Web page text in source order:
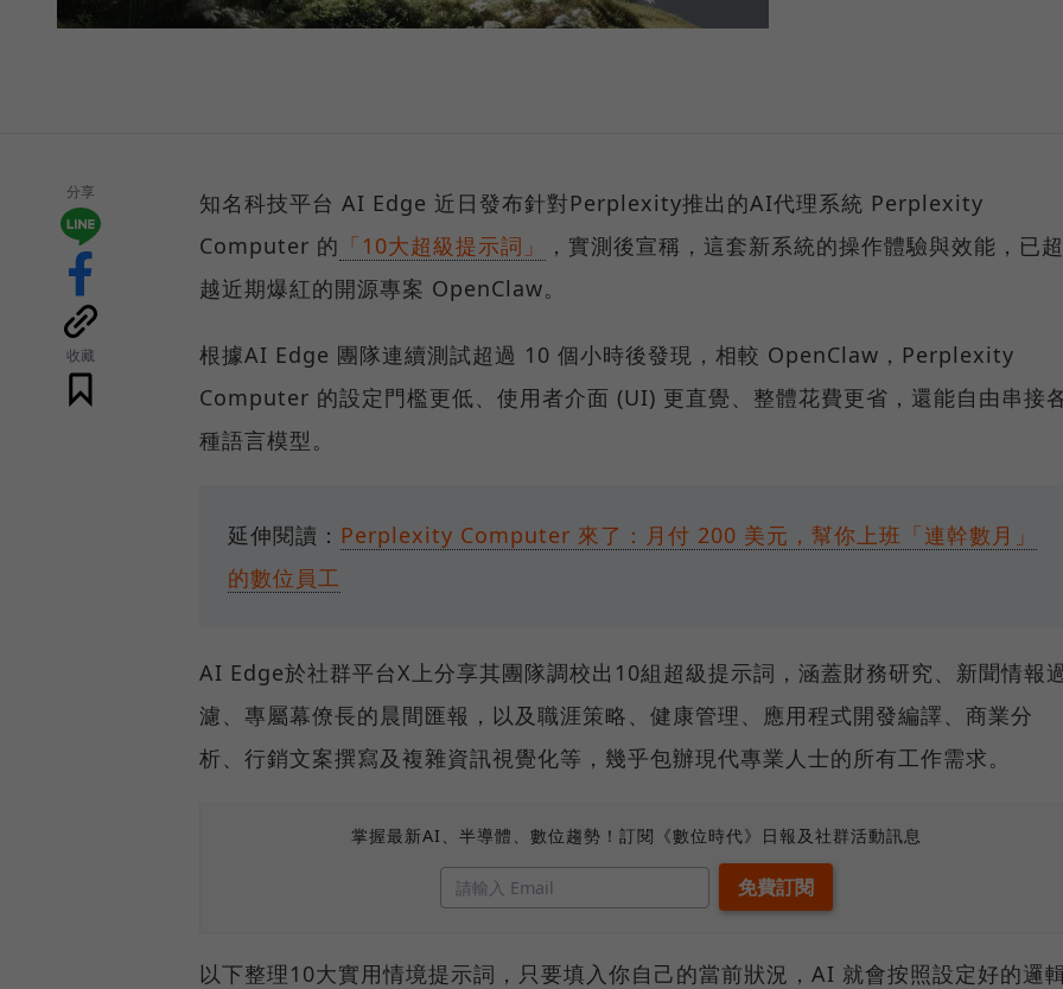
分享
收藏
知名科技平台 AI Edge 近日發布針對Perplexity推出的AI代理系統 Perplexity
Computer 的 「10大超級提示詞」
，實測後宣稱，這套新系統的操作體驗與效能，已超
越近期爆紅的開源專案 OpenClaw。
根據AI Edge 團隊連續測試超過 10 個小時後發現，相較 OpenClaw，Perplexity
Computer 的設定門檻更低、使用者介面 (UI) 更直覺、整體花費更省，還能自由串接
種語言模型。
延伸閱讀： Perplexity Computer 來了：月付 200 美元，幫你上班「連幹數月」
的數位員工
AI Edge於社群平台X上分享其團隊調校出10組超級提示詞，涵蓋財務研究、新聞情報
濾、專屬幕僚長的晨間匯報，以及職涯策略、健康管理、應用程式開發編譯、商業分
析、行銷文案撰寫及複雜資訊視覺化等，幾乎包辦現代專業人士的所有工作需求。
掌握最新AI、半導體、數位趨勢！訂閱《數位時代》日報及社群活動訊息
以下整理10大實用情境提示詞，只要填入你自己的當前狀況，AI 就會按照設定好的邏